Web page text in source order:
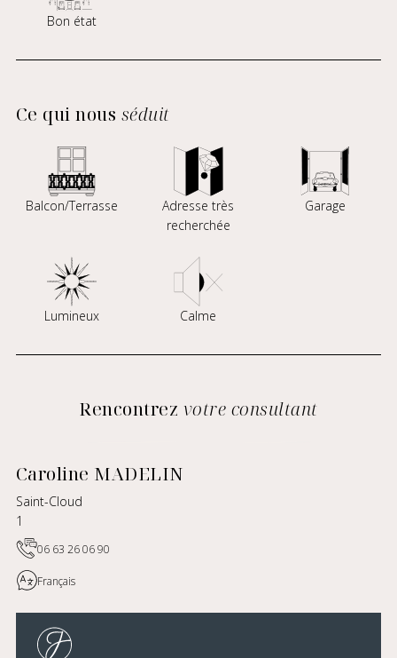
Bon état
Ce qui nous séduit
Balcon/Terrasse
Adresse très
recherchée
Garage
Lumineux Calme
Rencontrez votre consultant
Caroline MADELIN
Saint-Cloud
1
06 63 26 06 90
Français